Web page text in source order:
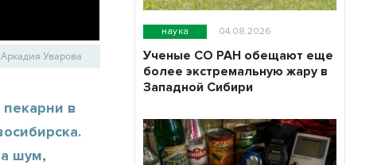
Уварова
в
шум,
наука 04.08.2026
Ученые СО РАН обещают еще
более экстремальную жару в
Западной Сибири